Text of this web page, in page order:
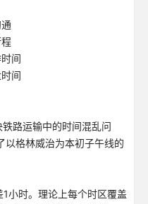
间
间
路运输中的时间混乱问
格林威治为本初子午线的
小时。理论上每个时区覆盖